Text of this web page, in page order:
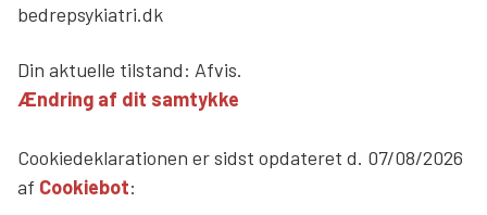
bedrepsykiatri.dk
Din aktuelle tilstand: Afvis.
Ændring af dit samtykke
Cookiedeklarationen er sidst opdateret d. 07/08/2026
af Cookiebot: